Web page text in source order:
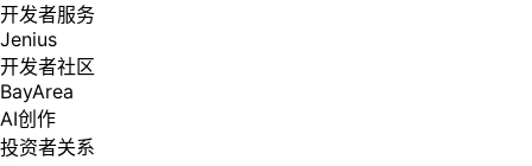
开发者服务
Jenius
开发者社区
BayArea
AI创作
投资者关系